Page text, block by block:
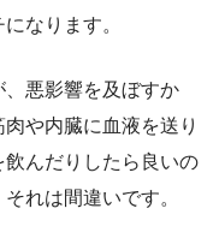
なります。
悪影響を及ぼすか
や内臓に血液を送り
んだりしたら良いの
れは間違いです。